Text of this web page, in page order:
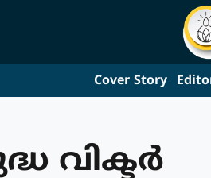
Cover Story
വിക്ടര്‍